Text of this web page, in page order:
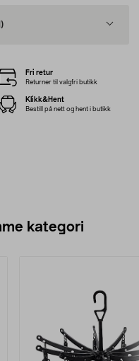
Fri retur
Returner til valgfri butikk
Klikk&Hent
Bestill på nett og hent i butikk
kategori